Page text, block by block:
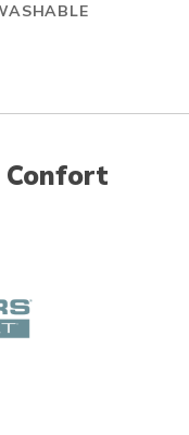
Confort